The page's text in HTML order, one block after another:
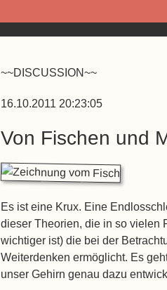
~~DISCUSSION~~
16.10.2011 20:23:05
Von Fischen und
Es ist eine Krux. Eine
dieser Theorien, die in so vielen
wichtiger ist) die bei der
Weiterdenken ermöglicht. Es
unser Gehirn genau dazu